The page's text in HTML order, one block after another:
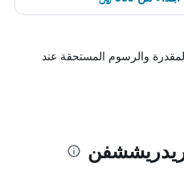
والرسوم المستحقة عند